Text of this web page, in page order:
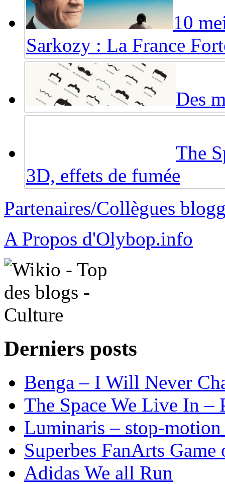
10
Sarkozy : La France
Des
The
3D, effets de fumée
Partenaires/Collègues
A Propos d'Olybop.info
Derniers posts
Benga – I Will Never
The Space We Live In –
Luminaris – stop-
Superbes FanArts Game
Adidas We all Run